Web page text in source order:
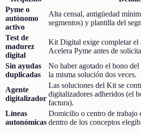
Pyme o
autónomo
activo
Alta censal, antigüedad
segmentos) y plantilla del
Test de
madurez
digital
Kit Digital exige completar el
Acelera Pyme antes de
Sin ayudas
duplicadas
No haber agotado el bono
la misma solución dos veces.
Agente
digitalizador
Las soluciones del Kit se
digitalizadores adheridos (el
factura).
Líneas
autonómicas
Domicilio o centro de trabajo
dentro de los conceptos